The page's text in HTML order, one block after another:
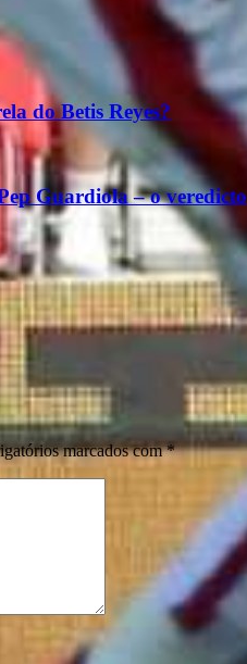
do Betis Reyes?
Guardiola – o veredicto
marcados com*